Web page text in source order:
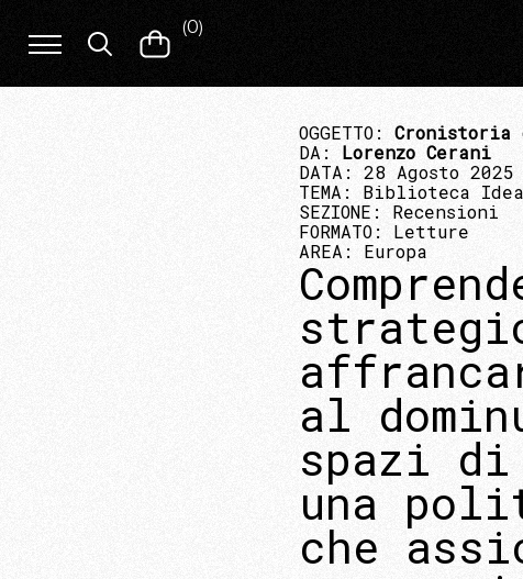
(0)
OGGETTO: Cronistoria
DA: Lorenzo Cerani
DATA: 28 Agosto 2025
TEMA: Biblioteca
SEZIONE: Recensioni
FORMATO: Letture
AREA: Europa
al
spazi
una
che